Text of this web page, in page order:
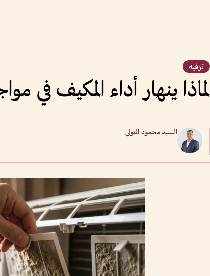
ترفيه
لماذا ينهار أداء المكيف
السيد محمود المتولي